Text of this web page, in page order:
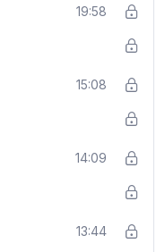
19:58
15:08
14:09
13:44